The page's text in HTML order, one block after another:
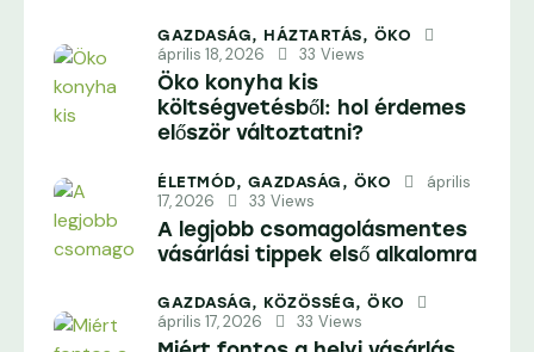
GAZDASÁG, HÁZTARTÁS, ÖKO
április 18, 2026 33 Views
Öko konyha kis
költségvetésből: hol érdemes
először változtatni?
ÉLETMÓD, GAZDASÁG, ÖKO
április
17, 2026
33 Views
A legjobb csomagolásmentes
vásárlási tippek első alkalomra
GAZDASÁG, KÖZÖSSÉG, ÖKO
április 17, 2026 33 Views